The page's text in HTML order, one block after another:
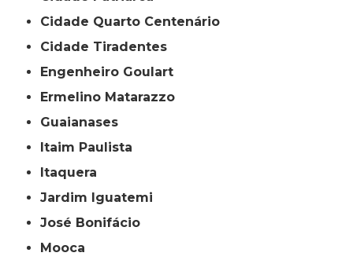
Cidade Quarto Centenário
Cidade Tiradentes
Engenheiro Goulart
Ermelino Matarazzo
Guaianases
Itaim Paulista
Itaquera
Jardim Iguatemi
José Bonifácio
Mooca